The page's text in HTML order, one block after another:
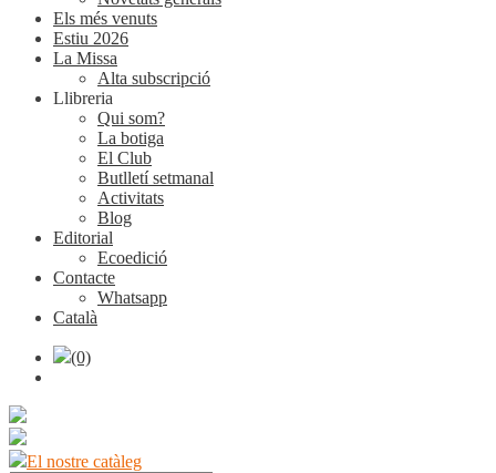
Els més venuts
Estiu 2026
La Missa
Alta subscripció
Llibreria
Qui som?
La botiga
El Club
Butlletí setmanal
Activitats
Blog
Editorial
Ecoedició
Contacte
Whatsapp
Català
(0)
El nostre catàleg